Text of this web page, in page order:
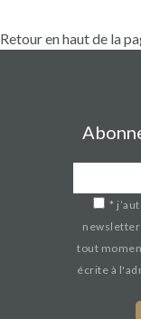
Retour en haut de la
*
newsletter
tout
écrite à